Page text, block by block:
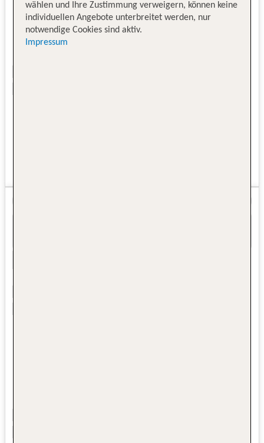
wählen und Ihre Zustimmung verweigern, können keine
individuellen Angebote unterbreitet werden, nur
notwendige Cookies sind aktiv.
Impressum